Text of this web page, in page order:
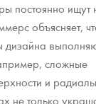
постоянно
объясняет,
сложные
и
не только